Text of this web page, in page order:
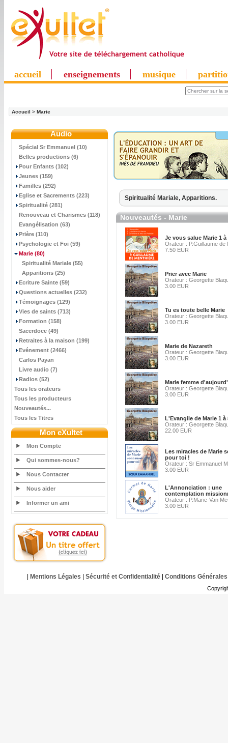
accueil enseignements musique
Accueil > Marie
Audio
Spécial Sr Emmanuel (10)
Belles productions (6)
Pour Enfants (102)
Jeunes (159)
Familles (292)
Eglise et Sacrements (223)
Spiritualité (281)
Renouveau et Charismes (118)
Evangélisation (63)
Prière (110)
Psychologie et Foi (59)
Marie (80)
Spiritualité Mariale (55)
Apparitions (25)
Ecriture Sainte (59)
Questions actuelles (232)
Témoignages (129)
Vies de saints (713)
Formation (158)
Sacerdoce (49)
Retraites à la maison (199)
Evénement (2466)
Carlos Payan
Livre audio (7)
Radios (52)
Tous les orateurs
Tous les producteurs
Nouveautés...
Tous les Titres
Mon eXultet
Mon Compte
Qui sommes-nous?
Nous Contacter
Nous aider
Informer un ami
Spiritualité Mariale, Apparitions.
Nouveautés - Marie
Je vous salue Marie 1 à
Orateur : P.Guillaume de
7.50 EUR
Prier avec Marie
Orateur : Georgette
3.00 EUR
Tu es toute belle Marie
Orateur : Georgette
3.00 EUR
Marie de Nazareth
Orateur : Georgette
3.00 EUR
Marie femme
Orateur : Georgette
3.00 EUR
L'Evangile de Marie 1 à
Orateur : Georgette
22.00 EUR
Les miracles de Marie
pour toi !
Orateur : Sr Emmanuel
3.00 EUR
L'Annonciation : une
contemplation
Orateur : P.Marie-Van
3.00 EUR
Mentions Légales Sécurité et Confidentialité| Conditions Générales